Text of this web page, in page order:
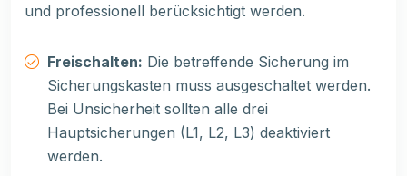
und professionell berücksichtigt werden.
Freischalten: Die betreffende Sicherung im
Sicherungskasten muss ausgeschaltet werden.
Bei Unsicherheit sollten alle drei
Hauptsicherungen (L1, L2, L3) deaktiviert
werden.